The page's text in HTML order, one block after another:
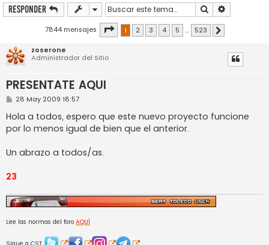
Responder Buscar
7844 mensajes Página de 523
1 2 3 4 5 … 523
zoserone
Administrador del Sitio
PRESENTATE AQUI
M
n
s
a
28 May 2009 18:57
Hola a todos, espero que este nuevo proyecto funcione
por lo menos igual de bien que el anterior.
Un abrazo a todos/as.
23
Lee las normas del foro AQUÍ